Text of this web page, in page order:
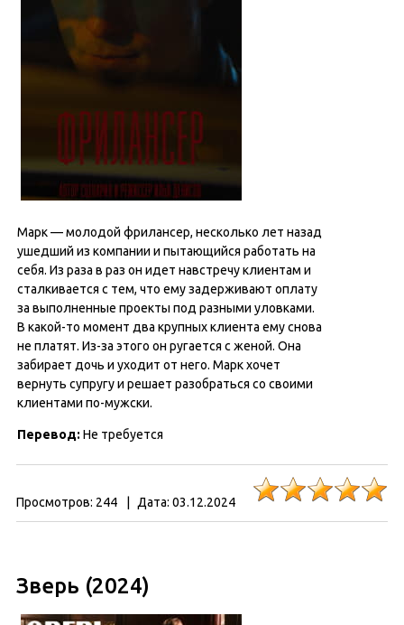
Марк — молодой фрилансер, несколько лет назад
ушедший из компании и пытающийся работать на
себя. Из раза в раз он идет навстречу клиентам и
сталкивается с тем, что ему задерживают оплату
за выполненные проекты под разными уловками.
В какой-то момент два крупных клиента ему снова
не платят. Из-за этого он ругается с женой. Она
забирает дочь и уходит от него. Марк хочет
вернуть супругу и решает разобраться со своими
клиентами по-мужски.
Перевод: Не требуется
Просмотров: 244 Дата: 03.12.2024
Зверь (2024)